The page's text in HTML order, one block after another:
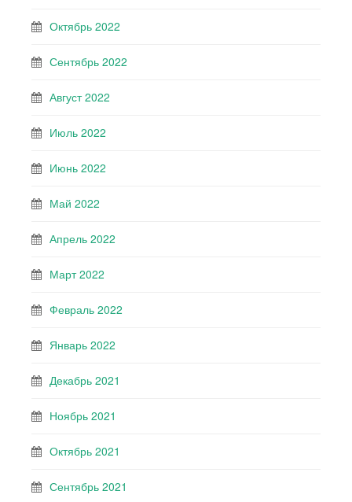
Октябрь 2022
Сентябрь 2022
Август 2022
Июль 2022
Июнь 2022
Май 2022
Апрель 2022
Март 2022
Февраль 2022
Январь 2022
Декабрь 2021
Ноябрь 2021
Октябрь 2021
Сентябрь 2021